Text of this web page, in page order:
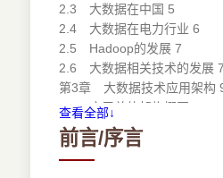
2.3 大数据在中国 5
2.4 大数据在电力行业 6
2.5 Hadoop的发展 7
2.6 大数据相关技术的发展 7
第3章 大数据技术应用架构
3.1 应用总体架构概图 9
3.2 大数据平台架构 9
3.3 大数据平台的硬件架构 9
查看全部↓
前言/序言